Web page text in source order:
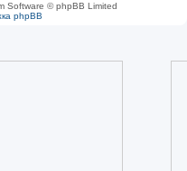
Software © phpBB Limited
phpBB